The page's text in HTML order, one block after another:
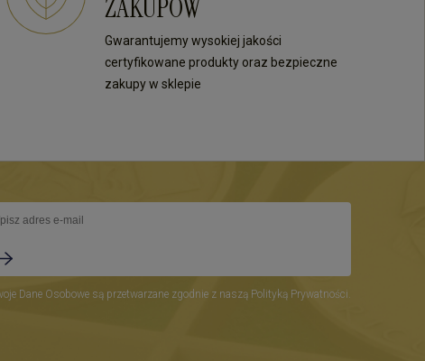
ZAKUPÓW
Gwarantujemy wysokiej jakości
certyfikowane produkty oraz bezpieczne
zakupy w sklepie
Dane Osobowe są przetwarzane zgodnie z naszą Polityką Prywatności.